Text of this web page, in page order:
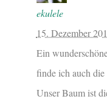
ekulele
15. Dezember
Ein
finde ich auch
Unser Baum ist